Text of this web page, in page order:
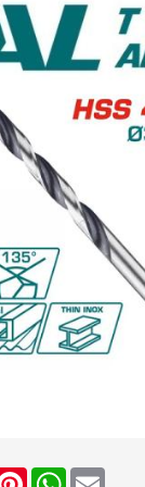
PinterestWhatsApp